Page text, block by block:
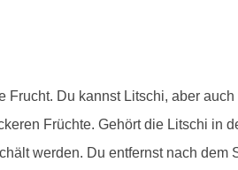
Frucht. Du kannst Litschi, aber
Früchte. Gehört die Litschi in
werden. Du entfernst nach